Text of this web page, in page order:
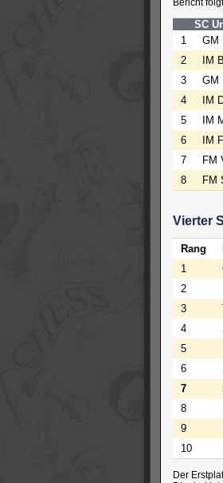
Bericht folgt
SC
1
GM
2
IM
3
GM
4
IM
5
IM
6
IM
7
FM
8
FM
Vierter
Rang
1
2
3
4
5
6
7
8
9
10
Der